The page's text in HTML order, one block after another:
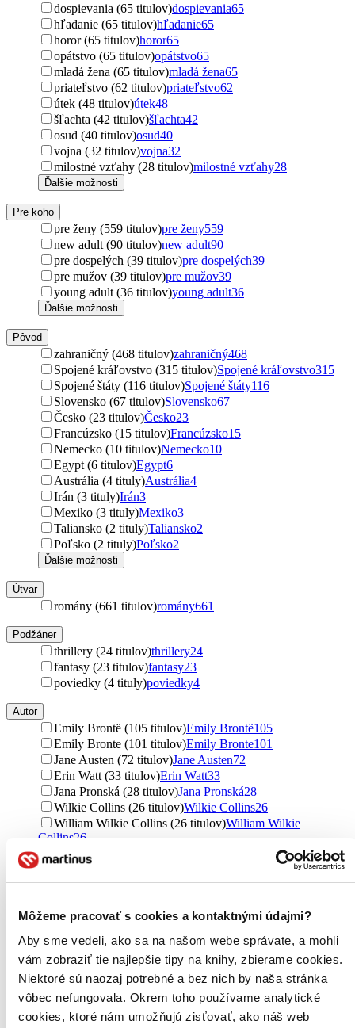
Môžeme pracovať s cookies a kontaktnými údajmi?
Aby sme vedeli, ako sa na našom webe správate, a mohli
vám zobraziť tie najlepšie tipy na knihy, zbierame cookies.
Niektoré sú naozaj potrebné a bez nich by naša stránka
vôbec nefungovala. Okrem toho používame analytické
cookies, ktoré nám umožňujú zisťovať, ako náš web
dospievania (65 titulov)dospievania65
hľadanie (65 titulov)hľadanie65
horor (65 titulov)horor65
opátstvo (65 titulov)opátstvo65
mladá žena (65 titulov)mladá žena65
priateľstvo (62 titulov)priateľstvo62
útek (48 titulov)útek48
šľachta (42 titulov)šľachta42
osud (40 titulov)osud40
vojna (32 titulov)vojna32
milostné vzťahy (28 titulov)milostné vzťahy28
Ďalšie možnosti
Pre koho
pre ženy (559 titulov)pre ženy559
new adult (90 titulov)new adult90
pre dospelých (39 titulov)pre dospelých39
pre mužov (39 titulov)pre mužov39
young adult (36 titulov)young adult36
Ďalšie možnosti
Pôvod
zahraničný (468 titulov)zahraničný468
Spojené kráľovstvo (315 titulov)Spojené kráľovstvo315
Spojené štáty (116 titulov)Spojené štáty116
Slovensko (67 titulov)Slovensko67
Česko (23 titulov)Česko23
Francúzsko (15 titulov)Francúzsko15
Nemecko (10 titulov)Nemecko10
Egypt (6 titulov)Egypt6
Austrália (4 tituly)Austrália4
Irán (3 tituly)Irán3
Mexiko (3 tituly)Mexiko3
Taliansko (2 tituly)Taliansko2
Poľsko (2 tituly)Poľsko2
Ďalšie možnosti
Útvar
romány (661 titulov)romány661
Podžáner
thrillery (24 titulov)thrillery24
fantasy (23 titulov)fantasy23
poviedky (4 tituly)poviedky4
Autor
Emily Brontë (105 titulov)Emily Brontë105
Emily Bronte (101 titulov)Emily Bronte101
Jane Austen (72 titulov)Jane Austen72
Erin Watt (33 titulov)Erin Watt33
Jana Pronská (28 titulov)Jana Pronská28
Wilkie Collins (26 titulov)Wilkie Collins26
William Wilkie Collins (26 titulov)William Wilkie
Collins26
Julia Quinn (20 titulov)
Stendhal (15 titulov)Stendhal15
Körnerová14
Hannah Grace (13 titulov)Hannah Grace13
Jennifer Lynn Barnes (12 titulov)Jennifer Lynn Barnes12
Julie Klassen (10 titulov)Julie Klassen10
Louise Bagshawe (8 titulov) Louise Bagshawe8
Katarína Gillerová (8 titulov) Katarína Gillerová